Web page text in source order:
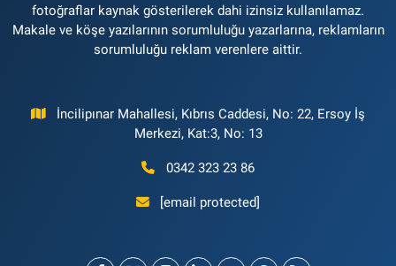
fotoğraflar kaynak gösterilerek dahi izinsiz kullanılamaz.
Makale ve köşe yazılarının sorumluluğu yazarlarına, reklamların
sorumluluğu reklam verenlere aittir.
İncilipınar Mahallesi, Kıbrıs Caddesi, No: 22, Ersoy İş
Merkezi, Kat:3, No: 13
0342 323 23 86
[email protected]